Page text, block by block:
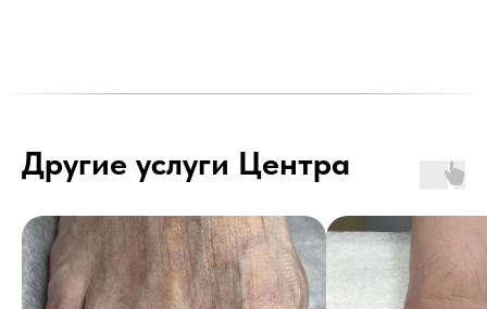
Другие услуги Центра